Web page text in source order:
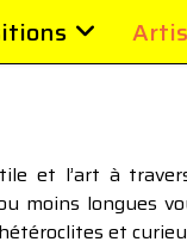
et l’art à
moins longues
et